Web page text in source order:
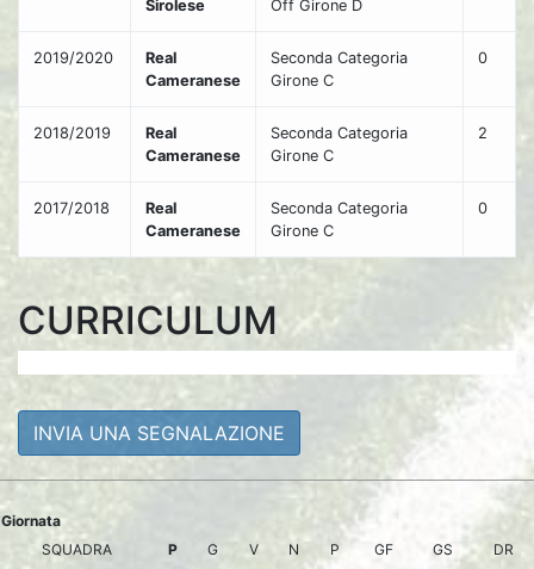
Sirolese
Off Girone D
2019/2020
Real
Cameranese
Seconda Categoria
Girone C
0
2018/2019
Real
Cameranese
Seconda Categoria
Girone C
2
2017/2018
Real
Cameranese
Seconda Categoria
Girone C
0
CURRICULUM
INVIA UNA SEGNALAZIONE
Giornata
SQUADRA
P G V N P GF GS DR